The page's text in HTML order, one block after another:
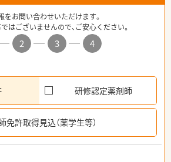
お問い合わせいただけます。
はございませんので、ご安心ください。
2 3
4
研修認定薬剤師
免許取得見込（薬学生等）